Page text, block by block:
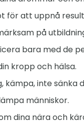
för att uppnå
på
bara med de
kropp och hälsa.
kämpa, inte sänka
människor.
dina nära och